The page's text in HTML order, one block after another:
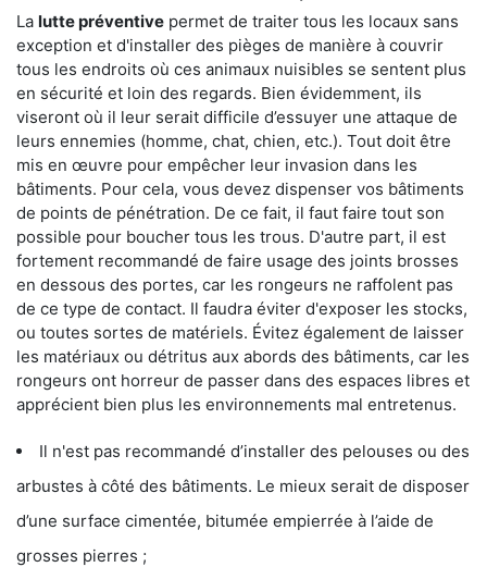
La lutte préventive permet de traiter tous les locaux sans
exception et d'installer des pièges de manière à couvrir
tous les endroits où ces animaux nuisibles se sentent plus
en sécurité et loin des regards. Bien évidemment, ils
viseront où il leur serait difficile d’essuyer une attaque de
leurs ennemies (homme, chat, chien, etc.). Tout doit être
mis en œuvre pour empêcher leur invasion dans les
bâtiments. Pour cela, vous devez dispenser vos bâtiments
de points de pénétration. De ce fait, il faut faire tout son
possible pour boucher tous les trous. D'autre part, il est
fortement recommandé de faire usage des joints brosses
en dessous des portes, car les rongeurs ne raffolent pas
de ce type de contact. Il faudra éviter d'exposer les stocks,
ou toutes sortes de matériels. Évitez également de laisser
les matériaux ou détritus aux abords des bâtiments, car les
rongeurs ont horreur de passer dans des espaces libres et
apprécient bien plus les environnements mal entretenus.
Il n'est pas recommandé d’installer des pelouses ou des
arbustes à côté des bâtiments. Le mieux serait de disposer
d’une surface cimentée, bitumée empierrée à l’aide de
grosses pierres ;